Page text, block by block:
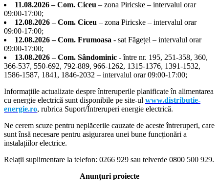
11.08.2026 – Com. Ciceu – zona Piricske – intervalul orar
09:00-17:00;
12.08.2026 – Com. Ciceu – zona Piricske – intervalul orar
09:00-17:00;
12.08.2026 – Com. Frumoasa - sat Făgețel – intervalul orar
09:00-17:00;
13.08.2026 – Com. Sândominic - între nr. 195, 251-358, 360,
366-537, 550-692, 792-889, 966-1262, 1315-1376, 1391-1532,
1586-1587, 1841, 1846-2032 – intervalul orar 09:00-17:00;
Informațiile actualizate despre întreruperile planificate în alimentarea
cu energie electrică sunt disponibile pe site-ul www.distributie-
energie.ro, rubrica Suport/Întreruperi energie electrică.
Ne cerem scuze pentru neplăcerile cauzate de aceste întreruperi, care
sunt însă necesare pentru asigurarea unei bune funcționări a
instalațiilor electrice.
Relații suplimentare la telefon: 0266 929 sau telverde 0800 500 929.
Anunțuri proiecte